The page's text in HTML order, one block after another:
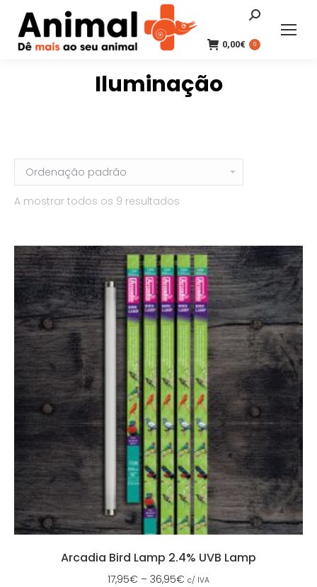
Search:
0,00€ 0
Iluminação
A mostrar todos os 9 resultados
Arcadia Bird Lamp 2.4% UVB Lamp
17,95€ – 36,95€ c/ IVA